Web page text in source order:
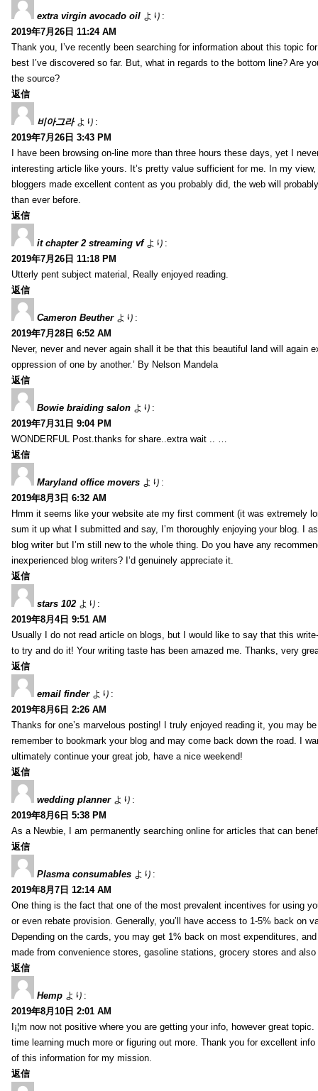
extra virgin avocado oil より:
2019年7月26日 11:24 AM
Thank you, I’ve recently been searching for information about this topic
best I’ve discovered so far. But, what in regards to the bottom line? Are
the source?
返信
비아그라 より:
2019年7月26日 3:43 PM
I have been browsing on-line more than three hours these days, yet I
interesting article like yours. It’s pretty value sufficient for me. In my
bloggers made excellent content as you probably did, the web will
than ever before.
返信
it chapter 2 streaming vf より:
2019年7月26日 11:18 PM
Utterly pent subject material, Really enjoyed reading.
返信
Cameron Beuther より:
2019年7月28日 6:52 AM
Never, never and never again shall it be that this beautiful land will again
oppression of one by another.’ By Nelson Mandela
返信
Bowie braiding salon より:
2019年7月31日 9:04 PM
WONDERFUL Post.thanks for share..extra wait .. …
返信
Maryland office movers より:
2019年8月3日 6:32 AM
Hmm it seems like your website ate my first comment (it was extremely
sum it up what I submitted and say, I’m thoroughly enjoying your blog. I
blog writer but I’m still new to the whole thing. Do you have any
inexperienced blog writers? I’d genuinely appreciate it.
返信
stars 102 より:
2019年8月4日 9:51 AM
Usually I do not read article on blogs, but I would like to say that this
to try and do it! Your writing taste has been amazed me. Thanks, very
返信
email finder より:
2019年8月6日 2:26 AM
Thanks for one’s marvelous posting! I truly enjoyed reading it, you may
remember to bookmark your blog and may come back down the road. I
ultimately continue your great job, have a nice weekend!
返信
wedding planner より:
2019年8月6日 5:38 PM
As a Newbie, I am permanently searching online for articles that can
返信
Plasma consumables より:
2019年8月7日 12:14 AM
One thing is the fact that one of the most prevalent incentives for using
or even rebate provision. Generally, you’ll have access to 1-5% back on
Depending on the cards, you may get 1% back on most expenditures,
made from convenience stores, gasoline stations, grocery stores and also
返信
Hemp より:
2019年8月10日 2:01 AM
I¡¦m now not positive where you are getting your info, however great
time learning much more or figuring out more. Thank you for excellent
of this information for my mission.
返信